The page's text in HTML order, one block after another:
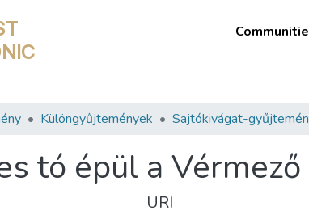
Különgyűjtemények Sajtókivágat-
tó épül a Vérmező
URI